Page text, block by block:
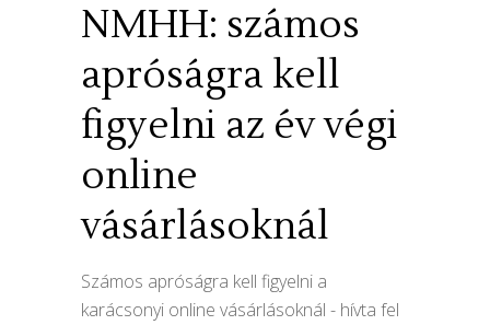
NMHH: számos
apróságra kell
figyelni az év végi
online
vásárlásoknál
Számos apróságra kell figyelni a
karácsonyi online vásárlásoknál - hívta fel